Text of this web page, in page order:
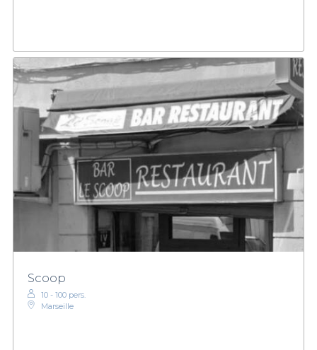
Scoop
10 - 100 pers.
Marseille